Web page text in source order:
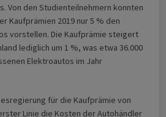
Von den Studienteilnehmern konnten
Kaufprämien 2019 nur 5 % den
vorstellen. Die Kaufprämie steigert
lediglich um 1 %, was etwa 36.000
Elektroautos im Jahr
für die Kaufprämie von
Linie die Kosten der Autohändler